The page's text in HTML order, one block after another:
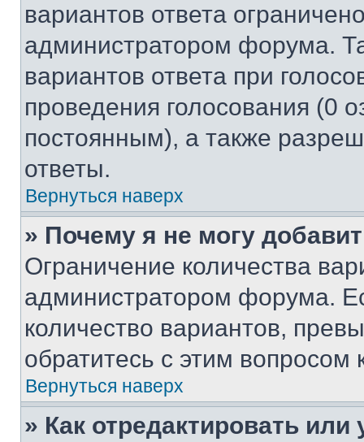
вариантов ответа
администратором форума.
вариантов ответа при
проведения голосования (0
постоянным), а также
ответы.
Вернуться наверх
» Почему я не могу
Ограничение количества
администратором форума.
количество вариантов,
обратитесь с этим вопросом
Вернуться наверх
» Как отредактировать